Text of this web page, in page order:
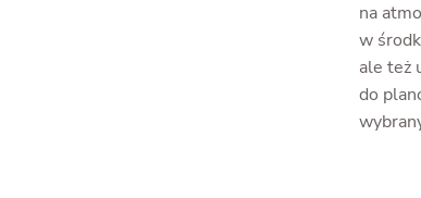
na
w
ale też
do